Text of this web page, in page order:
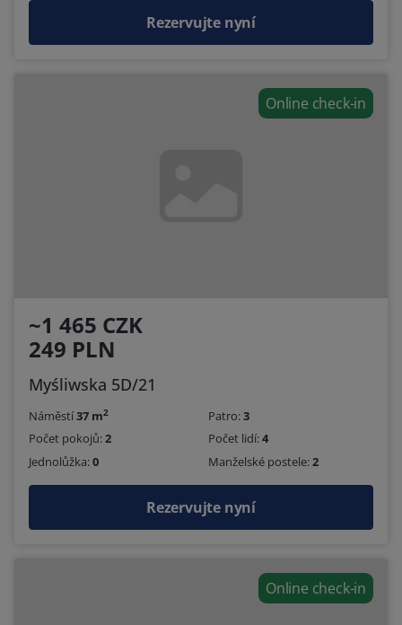
Rezervujte nyní
Online check-in
~1 465 CZK
249 PLN
Myśliwska 5D/21
Náměstí37 m2 Patro:3
Počet pokojů:2 Počet lidí:4
Jednolůžka:0 Manželské postele:2
Rezervujte nyní
Online check-in